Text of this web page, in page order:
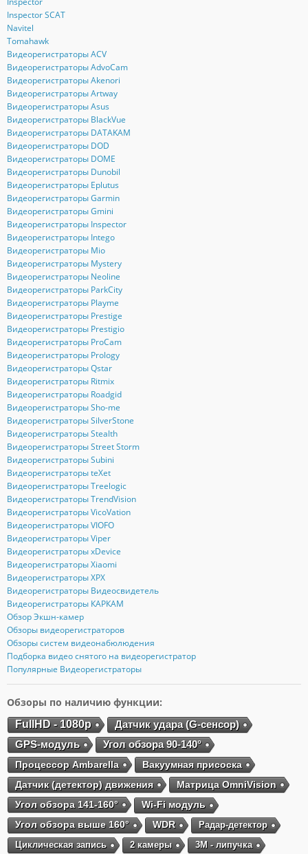
Inspector SCAT
Navitel
Tomahawk
Видеорегистраторы ACV
Видеорегистраторы AdvoCam
Видеорегистраторы Akenori
Видеорегистраторы Artway
Видеорегистраторы Asus
Видеорегистраторы BlackVue
Видеорегистраторы DATAKAM
Видеорегистраторы DOD
Видеорегистраторы DOME
Видеорегистраторы Dunobil
Видеорегистраторы Eplutus
Видеорегистраторы Garmin
Видеорегистраторы Gmini
Видеорегистраторы Inspector
Видеорегистраторы Intego
Видеорегистраторы Mio
Видеорегистраторы Mystery
Видеорегистраторы Neoline
Видеорегистраторы ParkCity
Видеорегистраторы Playme
Видеорегистраторы Prestige
Видеорегистраторы Prestigio
Видеорегистраторы ProCam
Видеорегистраторы Prology
Видеорегистраторы Qstar
Видеорегистраторы Ritmix
Видеорегистраторы Roadgid
Видеорегистраторы Sho-me
Видеорегистраторы SilverStone
Видеорегистраторы Stealth
Видеорегистраторы Street Storm
Видеорегистраторы Subini
Видеорегистраторы teXet
Видеорегистраторы Treelogic
Видеорегистраторы TrendVision
Видеорегистраторы VicoVation
Видеорегистраторы VIOFO
Видеорегистраторы Viper
Видеорегистраторы xDevice
Видеорегистраторы Xiaomi
Видеорегистраторы XPX
Видеорегистраторы Видеосвидетель
Видеорегистраторы КАРКАМ
Обзор Экшн-камер
Обзоры видеорегистраторов
Обзоры систем видеонабюлюдения
Подборка видео снятого на видеорегистратор
Популярные Видеорегистраторы
Обзоры по наличию функции:
FullHD - 1080p
Датчик удара (G-сенсор)
GPS-модуль
Угол обзора 90-140°
Процессор Ambarella
Вакуумная присоска
Датчик (детектор) движения
Матрица OmniVision
Угол обзора 141-160°
Wi-Fi модуль
Угол обзора выше 160°
WDR
Радар-детектор
Циклическая запись
2 камеры 3М - липучка